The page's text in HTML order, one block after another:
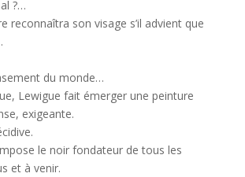
?…
reconnaîtra son visage s’il advient que
du monde…
Lewigue fait émerger une peinture
exigeante.
le noir fondateur de tous les
et à venir.